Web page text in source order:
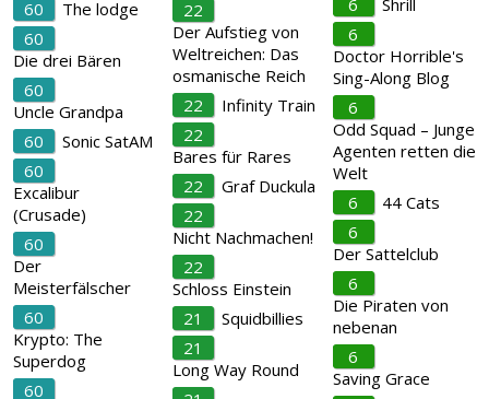
60
The lodge
60
Die drei Bären
60
Uncle Grandpa
60
Sonic SatAM
60
Excalibur
(Crusade)
60
Der
Meisterfälscher
60
Krypto: The
Superdog
60
22
Der Aufstieg von
Weltreichen: Das
osmanische Reich
22
Infinity Train
22
Bares für Rares
22
Graf Duckula
22
Nicht Nachmachen!
22
Schloss Einstein
21
Squidbillies
21
Long Way Round
6
Shrill
6
Doctor Horrible's
Sing-Along Blog
6
Odd Squad – Junge
Agenten retten die
Welt
6
44 Cats
6
Der Sattelclub
6
Die Piraten von
nebenan
6
Saving Grace